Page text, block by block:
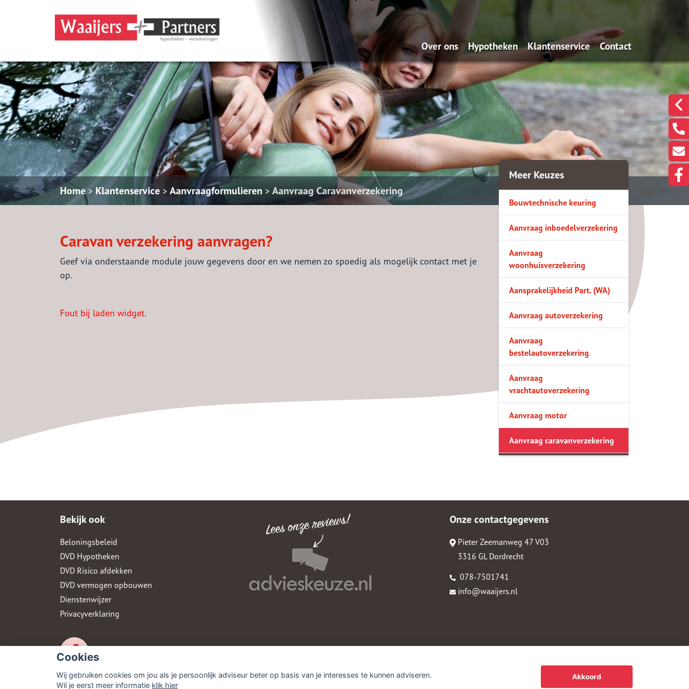
Cookies
Wij gebruiken cookies om jou als je persoonlijk adviseur beter op basis van je interesses te kunnen adviseren.
Wil je eerst meer informatie klik hier
Akkoord
Over ons
Wat doen wij?
Onze missie
Pensioen
Hypotheekadvisering
Dát bedoelen we nou met
ontzorgen
Hypotheken
De Overwaarde Hypotheek
Oeps, een hypotheek (filmpje)
Actuele rentes
Renteverwachting
Rentealert
Bereken de maandlasten
Is oversluiten voordelig?
Hypotheek
inventarisatieformulier
Jaarlijks Kosten Percentage
Vraag hier een offerte
Hypotheekvormen
Stappenplan
Bouwtechnische keuring
Klantenservice
Onze gegevens
Hypotheekinventarisatie
Contact
Een klacht melden?
Een berichtje sturen?
Even met ons
Home > Klantenservice > Aanvraagformulieren > Aanvraag Caravanverzekering
Caravan verzekering aanvragen?
Geef via onderstaande module jouw gegevens door en we nemen zo spoedig als mogelijk contact met je
op.
Fout bij laden widget.
Meer Keuzes
Bouwtechnische keuring
Aanvraag inboedelverzekering
Aanvraag
woonhuisverzekering
Aansprakelijkheid Part. (WA)
Aanvraag autoverzekering
Aanvraag
bestelautoverzekering
Aanvraag
vrachtautoverzekering
Aanvraag motor
Aanvraag caravanverzekering
Bekijk ook
Beloningsbeleid
DVD Hypotheken
DVD Risico afdekken
DVD vermogen opbouwen
Dienstenwijzer
Privacyverklaring
Onze contactgegevens
Pieter Zeemanweg 47 V03
3316 GL Dordrecht
078-7501741
info@waaijers.nl